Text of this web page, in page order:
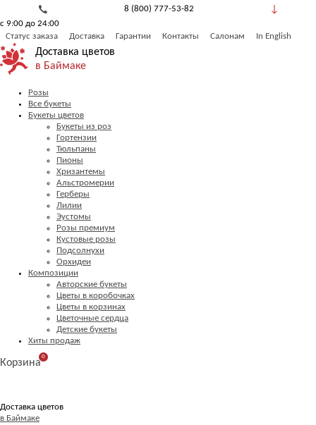
8 (800) 777-53-82
с 9:00 до 24:00
Статус заказа
Доставка Гарантии Контакты Салонам In English
Доставка цветов
в Баймаке
Розы
Все букеты
Букеты цветов
Букеты из роз
Гортензии
Тюльпаны
Пионы
Хризантемы
Альстромерии
Герберы
Лилии
Эустомы
Розы премиум
Кустовые розы
Подсолнухи
Орхидеи
Композиции
Авторские букеты
Цветы в коробочках
Цветы в корзинах
Цветочные сердца
Детские букеты
Хиты продаж
Корзина
0
Доставка цветов
в Баймаке